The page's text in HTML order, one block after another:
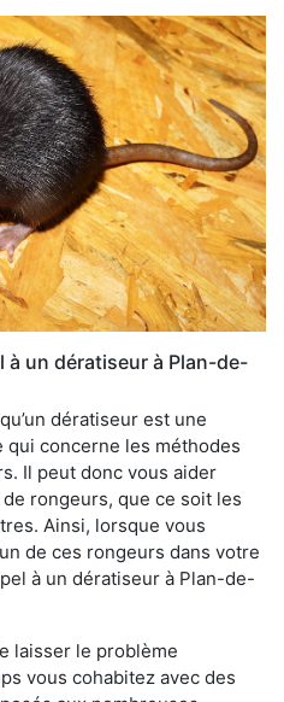
à un dératiseur à Plan-de-
dératiseur est une
concerne les méthodes
Il peut donc vous aider
rongeurs, que ce soit les
Ainsi, lorsque vous
de ces rongeurs dans votre
à un dératiseur à Plan-de-
laisser le problème
vous cohabitez avec des